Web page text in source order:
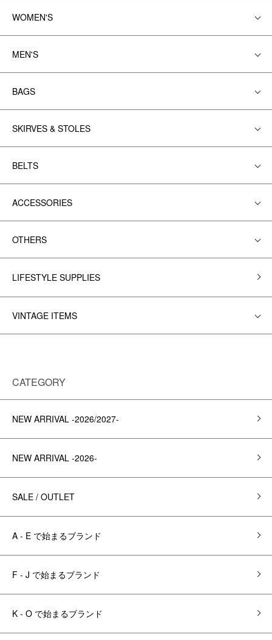
WOMEN'S
MEN'S
BAGS
SKIRVES & STOLES
BELTS
ACCESSORIES
OTHERS
LIFESTYLE SUPPLIES
VINTAGE ITEMS
CATEGORY
NEW ARRIVAL -2026/2027-
NEW ARRIVAL -2026-
SALE / OUTLET
A - E で始まるブランド
F - J で始まるブランド
K - O で始まるブランド